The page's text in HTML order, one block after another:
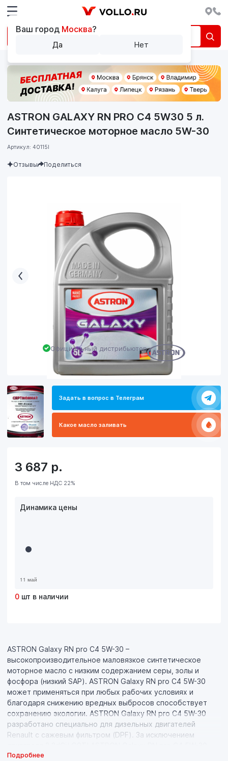
Официальный дистрибьютор
Задать в вопрос в Телеграм
Какое масло заливать
ASTRON GALAXY RN PRO C4 5W30 5 л.
Синтетическое моторное масло 5W-30
Артикул: 40115l
Отзывы Поделиться
ASTRON Galaxy RN pro C4 5W-30 –
высокопроизводительное маловязкое синтетическое
моторное масло с низким содержанием серы, золы и
фосфора (низкий SAP). ASTRON Galaxy RN pro C4 5W-30
может применяться при любых рабочих условиях и
благодаря снижению вредных выбросов способствует
сохранению экологии. ASTRON Galaxy RN pro C4 5W-30
разработано специально для дизельных двигателей
Renault с сажевым фильтром (DPF). За исключением
увеличивает срок службы систем нейтрализации ОГ и
Подробнее
3 687 р.
В том числе НДС 22%
Динамика цены
0 шт в наличии
Ваш город Москва?
Да Нет